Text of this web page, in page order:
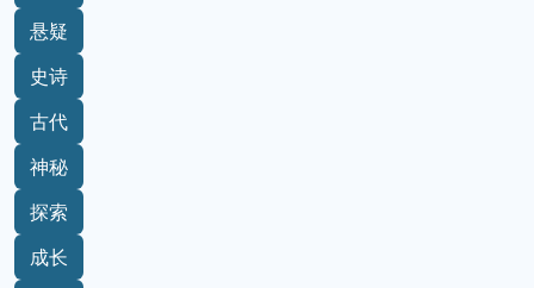
悬疑
史诗
古代
神秘
探索
成长